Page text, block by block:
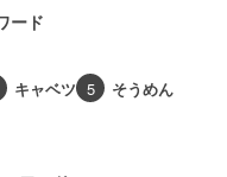
ード
キャベツ 5 そうめん